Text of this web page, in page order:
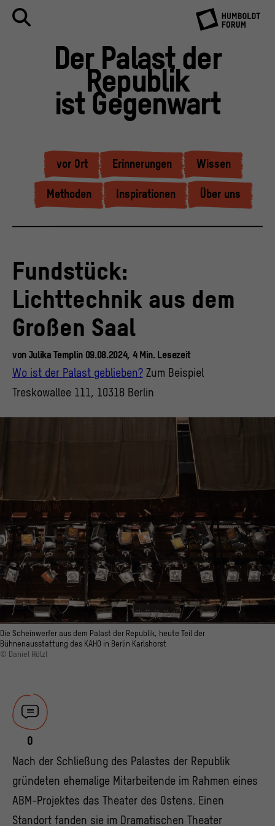
Der Palast der
Republik
ist Gegenwart
vor Ort Erinnerungen Wissen
Methoden Inspirationen Über uns
Fundstück:
Lichttechnik aus dem
Großen Saal
von Julika Templin 09.08.2024, 4 Min. Lesezeit
Wo ist der Palast geblieben? Zum Beispiel
Treskowallee 111, 10318 Berlin
Die Scheinwerfer aus dem Palast der Republik, heute Teil der
Bühnenausstattung des KAHO in Berlin Karlshorst
© Daniel Hölzl
0
Nach der Schließung des Palastes der Republik
gründeten ehemalige Mitarbeitende im Rahmen eines
ABM-Projektes das Theater des Ostens. Einen
Standort fanden sie im Dramatischen Theater